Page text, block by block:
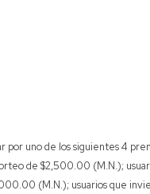
por uno de los siguientes 4
de $2,500.00 (M.N.);
(M.N.); usuarios que